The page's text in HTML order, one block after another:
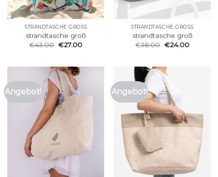
STRANDTASCHE GROSS
strandtasche groß
€43.00 €27.00
STRANDTASCHE GROSS
strandtasche groß
€38.00 €24.00
Angebot! Angebot!